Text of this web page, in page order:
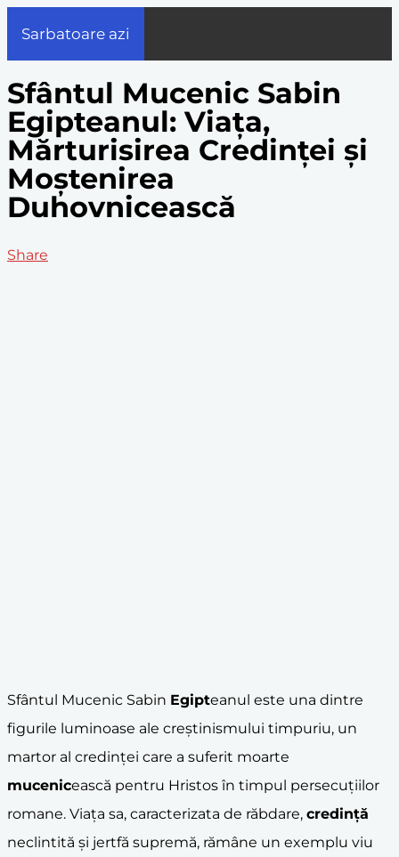
Sarbatoare azi
Sfântul Mucenic Sabin
Egipteanul: Viața,
Mărturisirea Credinței și
Moștenirea
Duhovnicească
Share
Sfântul Mucenic Sabin Egipteanul este una dintre
figurile luminoase ale creștinismului timpuriu, un
martor al credinței care a suferit moarte
mucenicească pentru Hristos în timpul persecuțiilor
romane. Viața sa, caracterizata de răbdare, credință
neclintită și jertfă supremă, rămâne un exemplu viu